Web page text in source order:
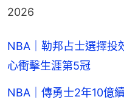
2026
NBA｜勒邦占士選擇
心衝擊生涯第5冠
NBA｜傳勇士2年10億